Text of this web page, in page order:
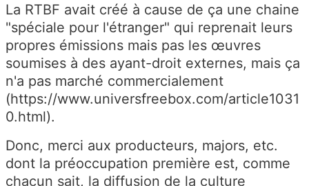
La RTBF avait créé à cause de ça une chaine
"spéciale pour l'étranger" qui reprenait leurs
propres émissions mais pas les œuvres
soumises à des ayant-droit externes, mais ça
n'a pas marché commercialement
(https://www.universfreebox.com/article1031
0.html).
Donc, merci aux producteurs, majors, etc.
dont la préoccupation première est, comme
chacun sait, la diffusion de la culture